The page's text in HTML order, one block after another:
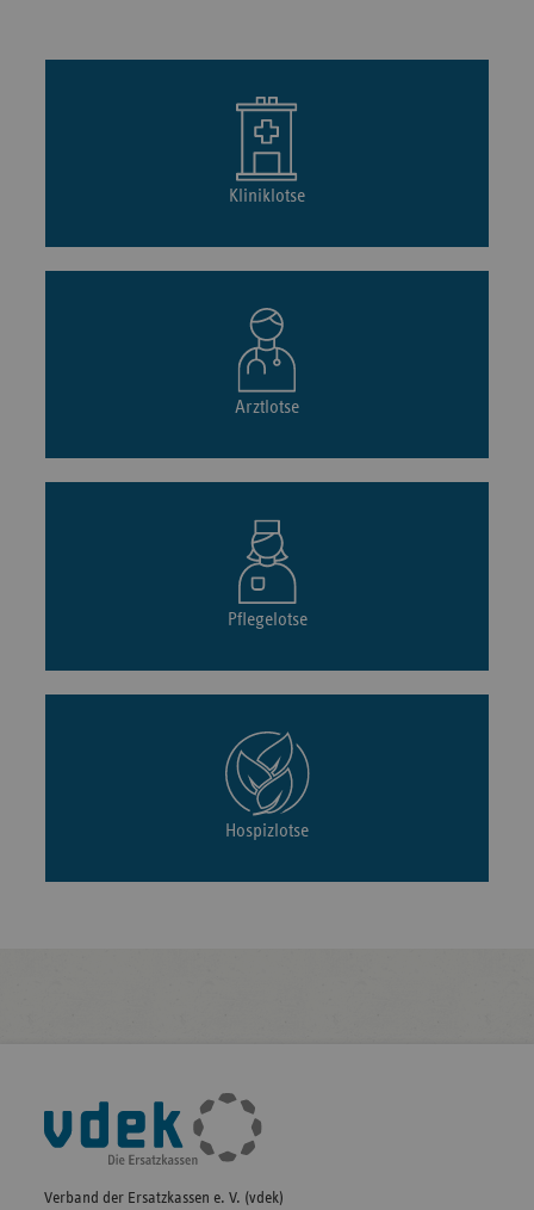
Kliniklotse
Arztlotse
Pflegelotse
Hospizlotse
Fußleisten-
Navigation
Verband der Ersatzkassen e. V. (vdek)